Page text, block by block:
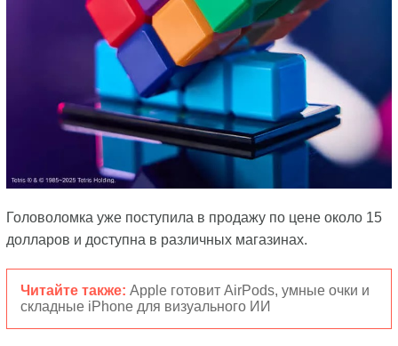
Головоломка уже поступила в продажу по цене около 15
долларов и доступна в различных магазинах.
Читайте также: Apple готовит AirPods, умные очки и
складные iPhone для визуального ИИ